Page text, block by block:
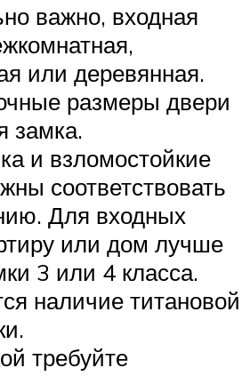
важно, входная
или деревянная.
размеры двери
замка.
и взломостойкие
соответствовать
Для входных
или дом лучше
3 или 4 класса.
наличие титановой
требуйте